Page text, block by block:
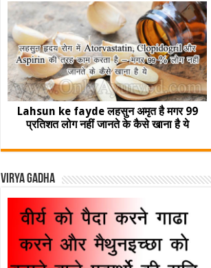
Lahsun ke fayde लहसुन अमृत है मगर 99
प्रतिशत लोग नहीं जानते के कैसे खाना है ये
Virya Gadha